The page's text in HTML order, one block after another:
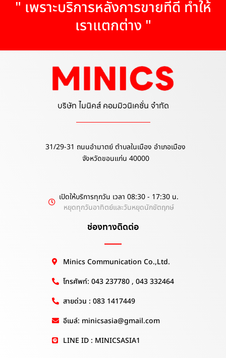
" เพราะบริการหลังการขายที่ดี ทำให้
เราแตกต่าง "
บริษัท ไมนิคส์ คอมมิวนิเคชั่น จำกัด
31/29-31 ถนนอำมาตย์ ตำบลในเมือง อำเภอเมือง
จังหวัดขอนแก่น 40000
เปิดให้บริการทุกวัน เวลา 08:30 - 17:30 น.
หยุดทุกวันอาทิตย์และวันหยุดนักขัตฤกษ์
ช่องทางติดต่อ
Minics Communication Co.,Ltd.
โทรศัพท์: 043 237780 , 043 332464
สายด่วน : 083 1417449
อีเมล์: minicsasia@gmail.com
LINE ID : MINICSASIA1